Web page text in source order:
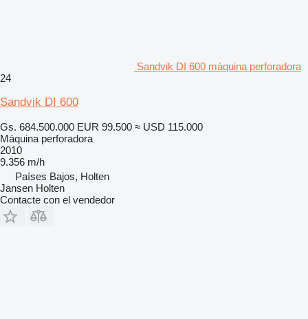
Sandvik DI 600 máquina perforadora
24
Sandvik DI 600
Gs. 684.500.000 EUR 99.500 ≈ USD 115.000
Máquina perforadora
2010
9.356 m/h
Países Bajos, Holten
Jansen Holten
Contacte con el vendedor